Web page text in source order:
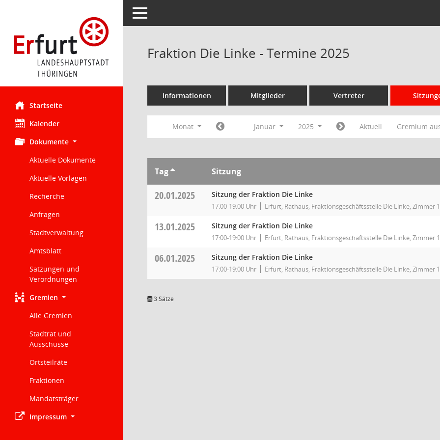
Startseite
Kalender
Dokumente
Aktuelle Dokumente
Aktuelle Vorlagen
Recherche
Anfragen
Stadtverwaltung
Amtsblatt
Satzungen und
Verordnungen
Gremien
Alle Gremien
Stadtrat und
Ausschüsse
Ortsteilräte
Fraktionen
Mandatsträger
Impressum
Toggle navigation
Fraktion Die Linke - Termine 2025
Informationen Mitglieder Vertreter
Monat Januar 2025 Aktuell Gremium
Tag Sitzung
20.01.2025 Sitzung der Fraktion Die Linke
17:00-19:00 Uhr Erfurt, Rathaus, Fraktionsgeschäftsstelle Die Linke, Zimmer
13.01.2025 Sitzung der Fraktion Die Linke
17:00-19:00 Uhr Erfurt, Rathaus, Fraktionsgeschäftsstelle Die Linke, Zimmer
06.01.2025 Sitzung der Fraktion Die Linke
17:00-19:00 Uhr Erfurt, Rathaus, Fraktionsgeschäftsstelle Die Linke, Zimmer
3 Sätze